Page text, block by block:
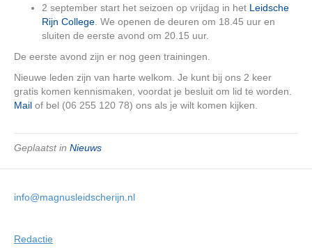
2 september start het seizoen op vrijdag in het Leidsche
Rijn College . We openen de deuren om 18.45 uur en
sluiten de eerste avond om 20.15 uur.
De eerste avond zijn er nog geen trainingen.
Nieuwe leden zijn van harte welkom. Je kunt bij ons 2 keer
gratis komen kennismaken, voordat je besluit om lid te worden.
Mail of bel (06 255 120 78) ons als je wilt komen kijken.
Geplaatst in Nieuws
info@magnusleidscherijn.nl
Redactie